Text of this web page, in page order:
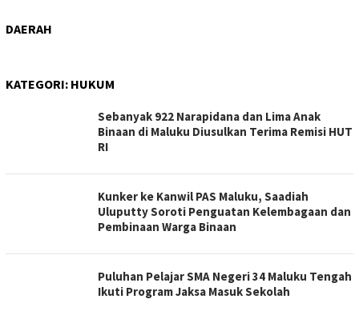
DAERAH
KATEGORI: HUKUM
Sebanyak 922 Narapidana dan Lima Anak
Binaan di Maluku Diusulkan Terima Remisi HUT
RI
Kunker ke Kanwil PAS Maluku, Saadiah
Uluputty Soroti Penguatan Kelembagaan dan
Pembinaan Warga Binaan
Puluhan Pelajar SMA Negeri 34 Maluku Tengah
Ikuti Program Jaksa Masuk Sekolah